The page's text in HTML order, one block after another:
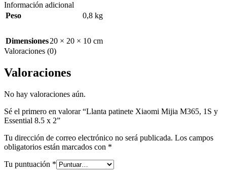
Información adicional
Peso
0,8 kg
Dimensiones20 × 20 × 10 cm
Valoraciones (0)
Valoraciones
No hay valoraciones aún.
Sé el primero en valorar “Llanta patinete Xiaomi Mijia M365, 1S y
Essential 8.5 x 2”
Tu dirección de correo electrónico no será publicada. Los campos
obligatorios están marcados con *
Tu puntuación *